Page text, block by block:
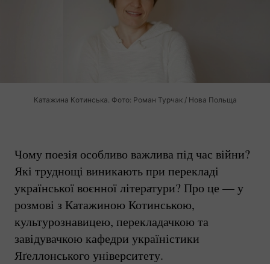
Катажина Котинська. Фото: Роман Турчак / Нова Польща
Чому поезія особливо важлива під час війни?
Які труднощі виникають при перекладі
української воєнної літератури? Про це — у
розмові з Катажиною Котинською,
культурознавицею, перекладачкою та
завідувачкою кафедри україністики
Яґеллонського університету.